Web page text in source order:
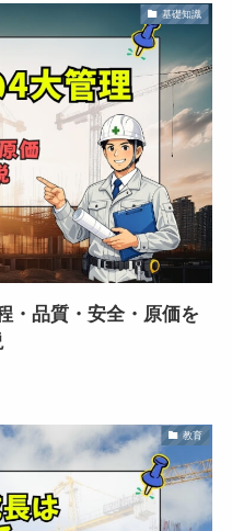
基礎知識
・品質・安全・原価を
教育